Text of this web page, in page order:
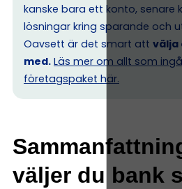
kanske bara ett konto, senare
lösningar kring sparande och
Oavsett är det smart att välja
med. Läs mer om allt som
företagspaket här.
väljer du bank